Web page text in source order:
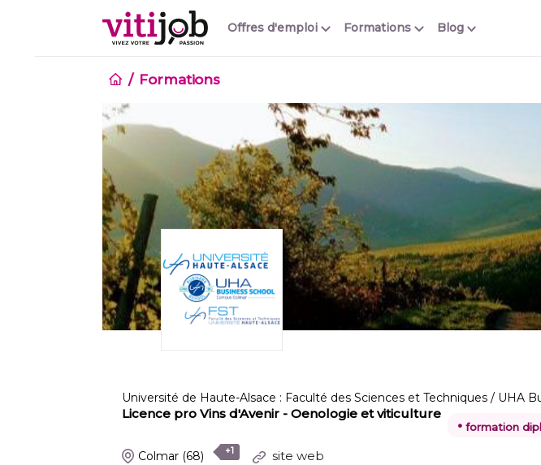
Offres d'emploi Blog
Formations
Formations
Université de Haute-Alsace : Faculté des Sciences et Techniques / UHA
Licence pro Vins d'Avenir - Oenologie et viticulture
• formation
Colmar (68) +1 site web